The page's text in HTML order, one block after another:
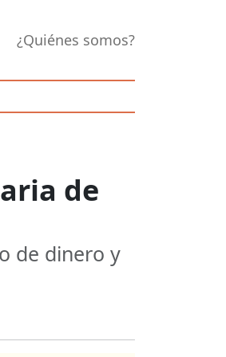
¿Quiénes somos?
de
de dinero y